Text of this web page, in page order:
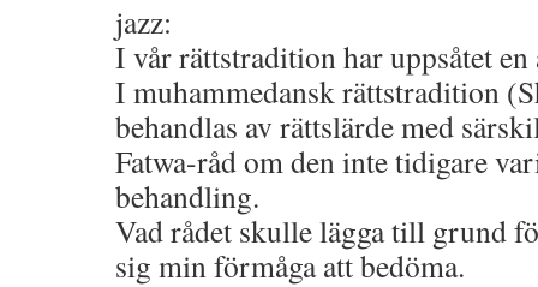
jazz:
I vår rättstradition har uppsåtet en
I muhammedansk rättstradition
behandlas av rättslärde med
Fatwa-råd om den inte tidigare
behandling.
Vad rådet skulle lägga till grund
sig min förmåga att bedöma.